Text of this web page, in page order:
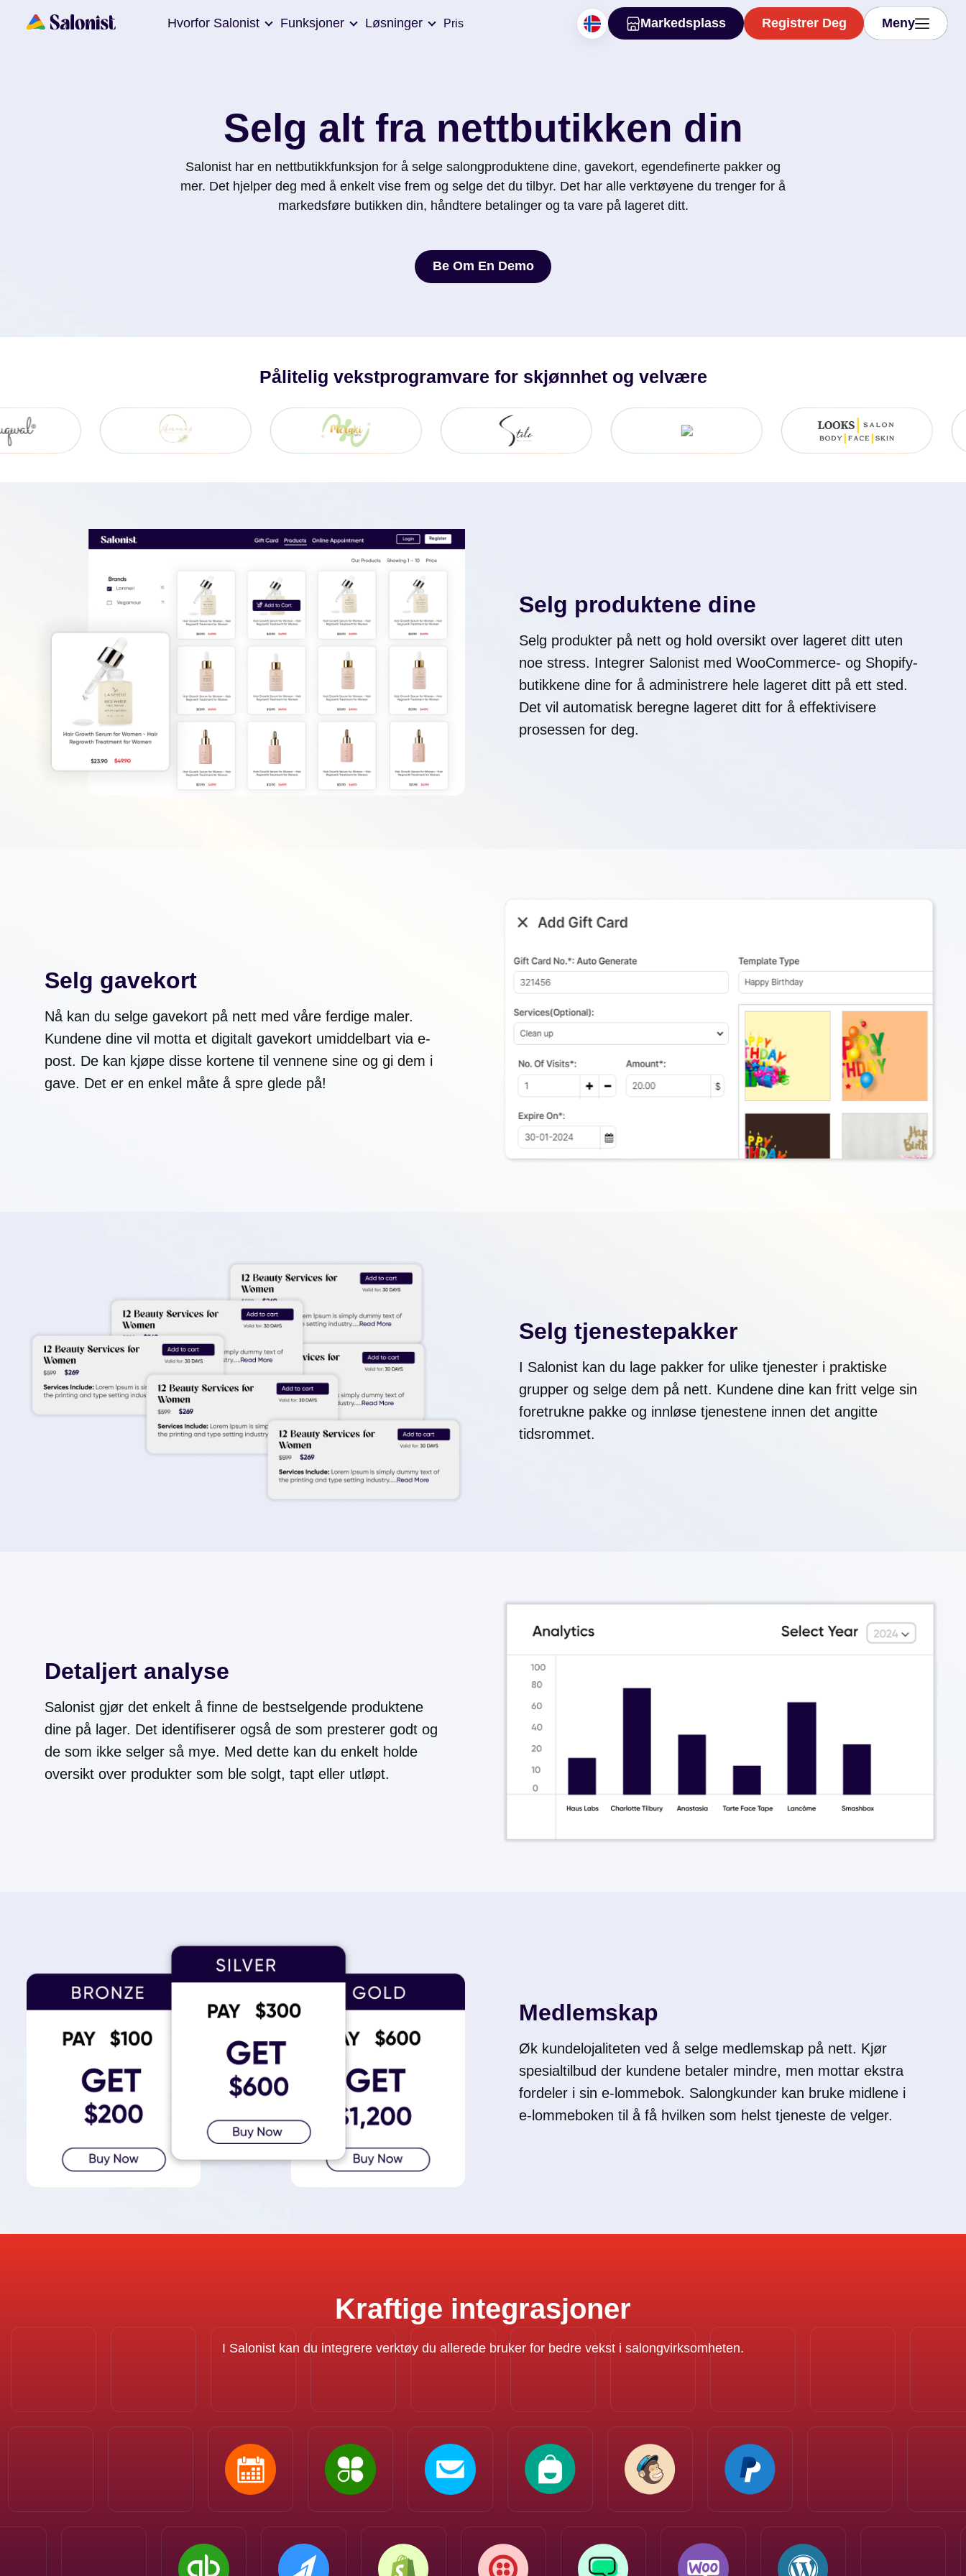
Hvorfor Salonist Funksjoner Løsninger Pris Markedsplass Registrer Deg Meny
Selg alt fra nettbutikken din
Salonist har en nettbutikkfunksjon for å selge salongproduktene dine, gavekort, egendefinerte pakker og
mer. Det hjelper deg med å enkelt vise frem og selge det du tilbyr. Det har alle verktøyene du trenger for å
markedsføre butikken din, håndtere betalinger og ta vare på lageret ditt.
Be Om En Demo
Pålitelig vekstprogramvare for skjønnhet og velvære
Selg produktene dine
Selg produkter på nett og hold oversikt over lageret ditt uten
noe stress. Integrer Salonist med WooCommerce- og Shopify-
butikkene dine for å administrere hele lageret ditt på ett sted.
Det vil automatisk beregne lageret ditt for å effektivisere
prosessen for deg.
Selg gavekort
Nå kan du selge gavekort på nett med våre ferdige maler.
Kundene dine vil motta et digitalt gavekort umiddelbart via e-
post. De kan kjøpe disse kortene til vennene sine og gi dem i
gave. Det er en enkel måte å spre glede på!
Selg tjenestepakker
I Salonist kan du lage pakker for ulike tjenester i praktiske
grupper og selge dem på nett. Kundene dine kan fritt velge sin
foretrukne pakke og innløse tjenestene innen det angitte
tidsrommet.
Detaljert analyse
Salonist gjør det enkelt å finne de bestselgende produktene
dine på lager. Det identifiserer også de som presterer godt og
de som ikke selger så mye. Med dette kan du enkelt holde
oversikt over produkter som ble solgt, tapt eller utløpt.
Medlemskap
Øk kundelojaliteten ved å selge medlemskap på nett. Kjør
spesialtilbud der kundene betaler mindre, men mottar ekstra
fordeler i sin e-lommebok. Salongkunder kan bruke midlene i
e-lommeboken til å få hvilken som helst tjeneste de velger.
Kraftige integrasjoner
I Salonist kan du integrere verktøy du allerede bruker for bedre vekst i salongvirksomheten.